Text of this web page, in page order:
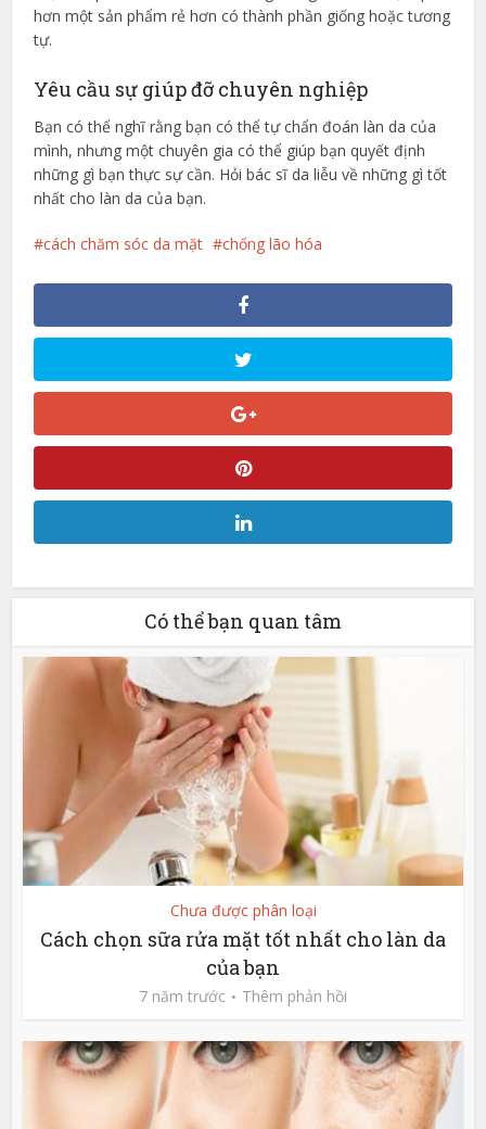
hơn một sản phẩm rẻ hơn có thành phần giống hoặc tương
tự.
Yêu cầu sự giúp đỡ chuyên nghiệp
Bạn có thể nghĩ rằng bạn có thể tự chẩn đoán làn da của
mình, nhưng một chuyên gia có thể giúp bạn quyết định
những gì bạn thực sự cần. Hỏi bác sĩ da liễu về những gì tốt
nhất cho làn da của bạn.
cách chăm sóc da mặt chống lão hóa
Có thể bạn quan tâm
Chưa được phân loại
Cách chọn sữa rửa mặt tốt nhất cho làn da
của bạn
7 năm trước Thêm phản hồi